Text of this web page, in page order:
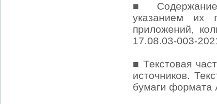
■ Содержание
указанием их
приложений,
17.08.03-003-
■ Текстовая
источников.
бумаги формата